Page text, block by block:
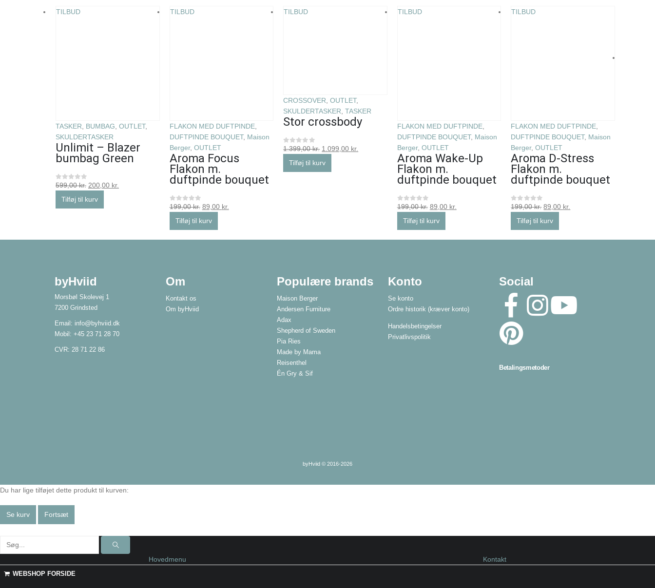
TILBUD
TASKER BUMBAG OUTLET,
SKULDERTASKER
Unlimit – Blazer
bumbag Green
0ud af 5
599,00kr. 200,00 kr.
Tilføj til kurv
TILBUD
FLAKON MED DUFTPINDE,
DUFTPINDE BOUQUET, Maison
Berger, OUTLET
Aroma Focus
Flakon m.
duftpinde bouquet
0ud af 5
199,00kr. 89,00 kr.
Tilføj til kurv
TILBUD
CROSSOVER ,OUTLET,
SKULDERTASKER ,TASKER
Stor crossbody
0ud af 5
1.399,00kr. 1.099,00 kr.
Tilføj til kurv
TILBUD
FLAKON MED DUFTPINDE,
DUFTPINDE BOUQUET, Maison
Berger, OUTLET
Aroma Wake-Up
Flakon m.
duftpinde bouquet
0ud af 5
199,00kr. 89,00 kr.
Tilføj til kurv
TILBUD
FLAKON MED DUFTPINDE
DUFTPINDE BOUQUET, Maison
Berger,OUTLET
Aroma D-Stress
Flakon m.
duftpinde bouquet
0ud af 5
199,00kr. 89,00 kr.
Tilføj til kurv
byHviid
Morsbøl Skolevej 1
7200 Grindsted
Email: info@byhviid.dk
Mobil: +45 23 71 28 70
CVR: 28 71 22 86
Om
Kontakt os
Om byHviid
Populære brands
Maison Berger
Andersen Furniture
Adax
Shepherd of Sweden
Pia Ries
Made by Mama
Reisenthel
Én Gry & Sif
Konto
Se konto
Ordre historik (kræver konto)
Handelsbetingelser
Privatlivspolitik
Social
Betalingsmetoder
byHviid © 2016-2026
Du har lige tilføjet dette produkt til kurven:
Se kurv Fortsæt
Hovedmenu Kontakt
WEBSHOP FORSIDE